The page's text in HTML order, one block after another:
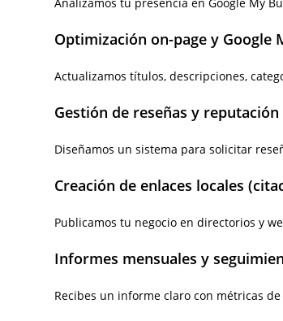
Optimización on-page y Google
Actualizamos títulos, descripciones,
Gestión de reseñas y reputación
Diseñamos un sistema para solicitar
Creación de enlaces locales
Publicamos tu negocio en directorios y
Informes mensuales y
Recibes un informe claro con métricas